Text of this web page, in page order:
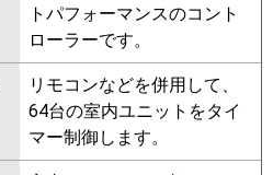
トパフォーマンスのコント
ローラーです。
リモコンなどを併用して、
64台の室内ユニットをタイ
マー制御します。